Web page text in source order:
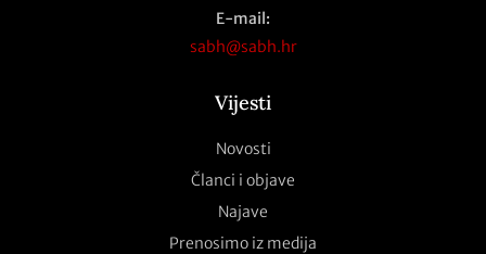
E-mail:
sabh@sabh.hr
Vijesti
Novosti
Članci i objave
Najave
Prenosimo iz medija